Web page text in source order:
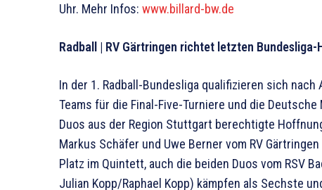
Uhr. Mehr Infos: www.billard-bw.de
Radball | RV Gärtringen richtet letzten
In der 1. Radball-Bundesliga qualifizieren sich
Teams für die Final-Five-Turniere und die
Duos aus der Region Stuttgart berechtigte
Markus Schäfer und Uwe Berner vom RV
Platz im Quintett, auch die beiden Duos vom RSV
Julian Kopp/Raphael Kopp) kämpfen als Sechste